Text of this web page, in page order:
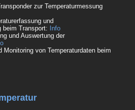
zur Temperaturmessung
und
beim Transport: Info
und Auswertung der
Monitoring von Temperaturdaten beim